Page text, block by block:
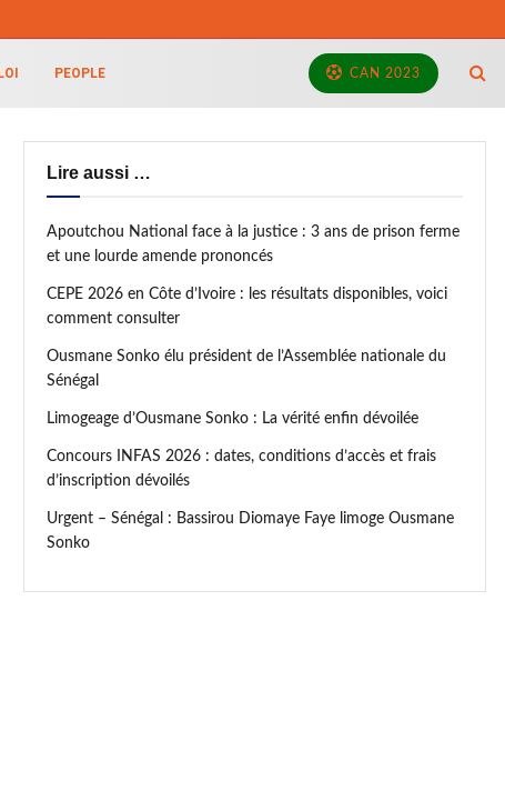
PEOPLE CAN 2023
Lire aussi …
Apoutchou National face à la justice : 3 ans de prison ferme
et une lourde amende prononcés
CEPE 2026 en Côte d’Ivoire : les résultats disponibles, voici
comment consulter
Ousmane Sonko élu président de l’Assemblée nationale du
Sénégal
Limogeage d’Ousmane Sonko : La vérité enfin dévoilée
Concours INFAS 2026 : dates, conditions d’accès et frais
d’inscription dévoilés
Urgent – Sénégal : Bassirou Diomaye Faye limoge Ousmane
Sonko